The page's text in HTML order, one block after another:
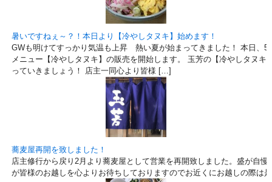
暑いですねぇ～？！本日より【冷やしタヌキ】始めます！
GWも明けてすっかり気温も上昇 熱い夏が始まってきました！ 本日、
メニュー【冷やしタヌキ】の販売を開始します。 玉芳の【冷やしタヌキ
っていきましょう！ 店主一同心より皆様 […]
蕎麦屋再開を致しました！
店主修行から戻り2月より蕎麦屋として営業を再開致しました。盛が自
が皆様のお越しを心よりお待ちしておりますのでお近くにお越しの際は